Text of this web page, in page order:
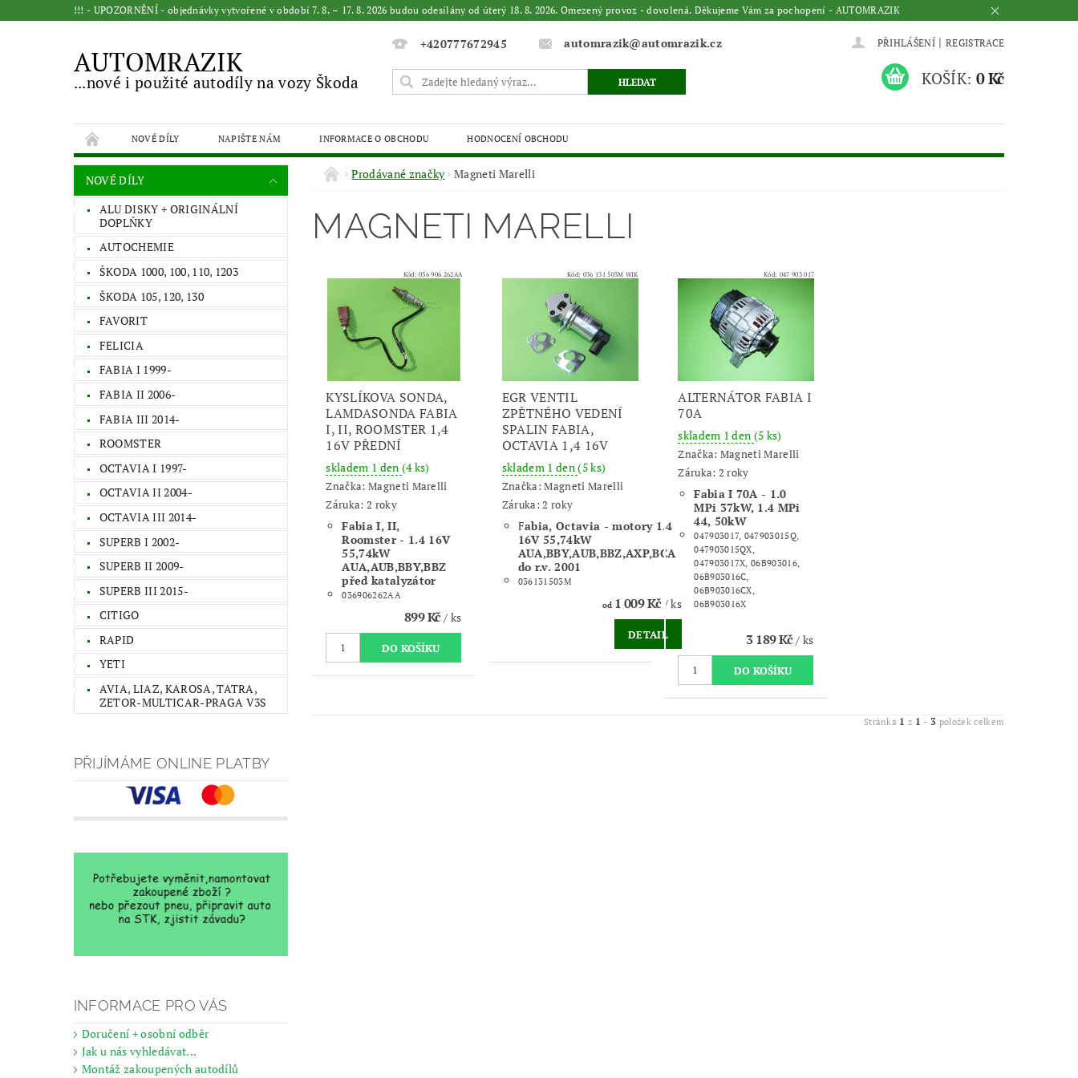
!!! - UPOZORNĚNÍ - objednávky vytvořené v období 7. 8. – 17. 8. 2026 budou odesílány od úterý 18. 8. 2026. Omezený provoz - dovolená. Děkujeme Vám za pochopení - AUTOMRAZIK
AUTOMRAZIK
...nové i použité autodíly na vozy Škoda
+420777672945 automrazik@automrazik.cz PŘIHLÁŠENÍ | REGISTRACE
KOŠÍK: 0 Kč
NOVÉ DÍLY NAPIŠTE NÁM INFORMACE O OBCHODU HODNOCENÍ OBCHODU
NOVÉ DÍLY
ALU DISKY + ORIGINÁLNÍ
DOPLŇKY
AUTOCHEMIE
ŠKODA 1000, 100, 110, 1203
ŠKODA 105, 120, 130
FAVORIT
FELICIA
FABIA I 1999-
FABIA II 2006-
FABIA III 2014-
ROOMSTER
OCTAVIA I 1997-
OCTAVIA II 2004-
OCTAVIA III 2014-
SUPERB I 2002-
SUPERB II 2009-
SUPERB III 2015-
CITIGO
RAPID
YETI
AVIA, LIAZ, KAROSA, TATRA,
ZETOR-MULTICAR-PRAGA V3S
PŘIJÍMÁME ONLINE PLATBY
INFORMACE PRO VÁS
Doručení + osobní odběr
Jak u nás vyhledávat...
Montáž zakoupených autodílů
Prodávané značky Magneti Marelli
MAGNETI MARELLI
Kód:036 906 262AA
KYSLÍKOVA SONDA,
LAMDASONDA FABIA
I, II, ROOMSTER 1,4
16V PŘEDNÍ
skladem 1 den (4 ks)
Značka: Magneti Marelli
Záruka: 2 roky
Fabia I, II,
Roomster - 1.4 16V
55,74kW
AUA,AUB,BBY,BBZ
před katalyzátor
036906262AA
899 Kč/ ks
Kód: 036 131 503M WIK
EGR VENTIL
ZPĚTNÉHO VEDENÍ
SPALIN FABIA,
OCTAVIA 1,4 16V
skladem 1 den(5 ks)
Značka:Magneti Marelli
Záruka: 2 roky
Fabia, Octavia - motory 1.4
16V 55,74kW
AUA,BBY,AUB,BBZ,AXP,BCA
do r.v. 2001
036131503M
od1 009 Kč / ks
DETAIL
Kód: 047 903 017
ALTERNÁTOR FABIA I
70A
skladem 1 den (5 ks)
Značka: Magneti Marelli
Záruka: 2 roky
Fabia I 70A - 1.0
MPi 37kW, 1.4 MPi
44, 50kW
047903017, 047903015Q,
047903015QX,
047903017X, 06B903016,
06B903016C,
06B903016CX,
06B903016X
3 189 Kč/ ks
Stránka 1 z 1 -3 položek celkem